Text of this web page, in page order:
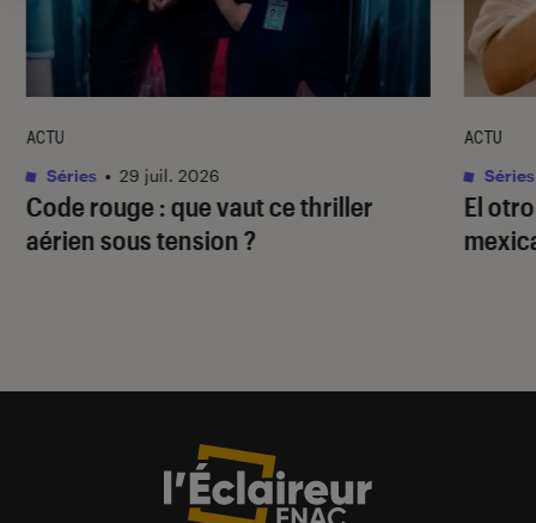
Code rouge: que vaut ce thriller
aérien sous tension ?
ACTU
Séries • 29 juil. 2026
El
ACTU
Séries